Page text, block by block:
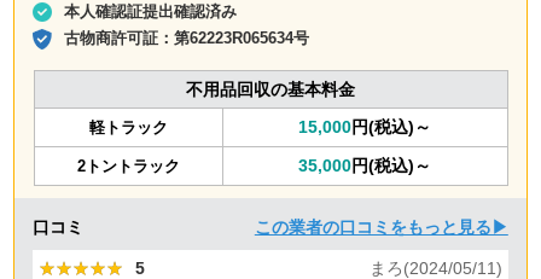
本人確認証提出確認済み
古物商許可証：第62223R065634号
不用品回収の基本料金
軽トラック 15,000円(税込)～
2トントラック 35,000円(税込)～
口コミ この業者の口コミをもっと見る▶
★★★★★
★★★★★ 5 まろ(2024/05/11)